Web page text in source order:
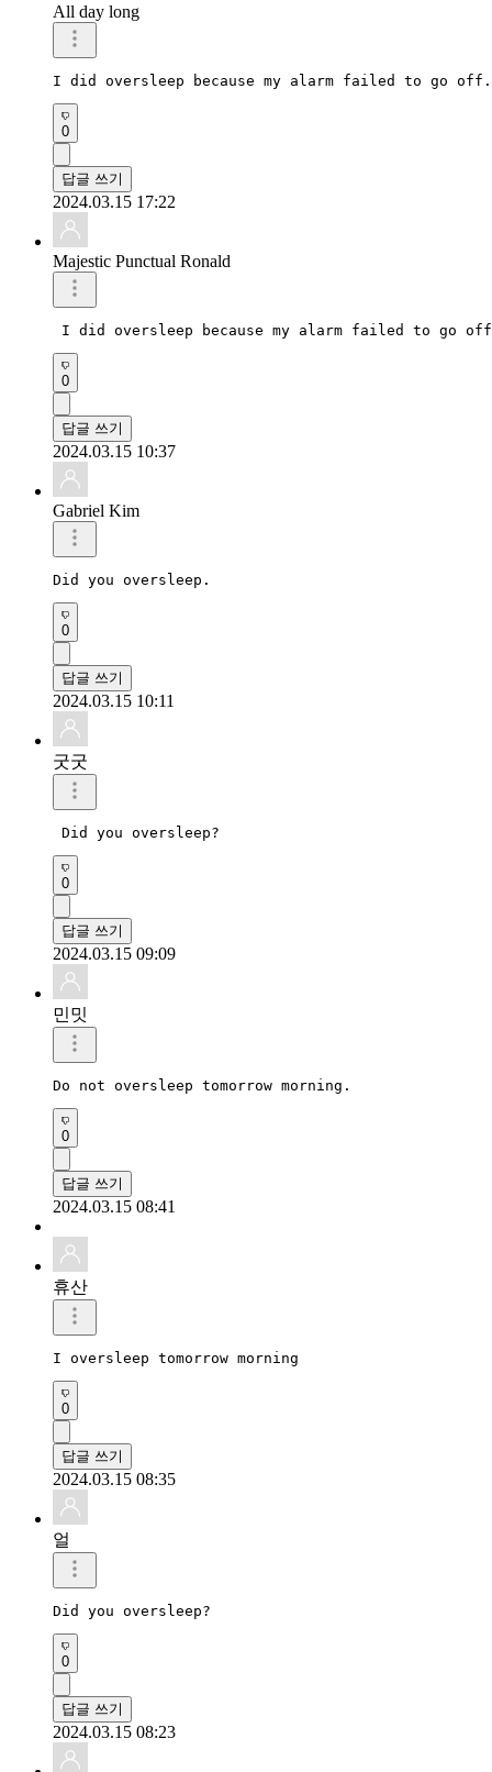
All day long
I did oversleep because my alarm failed to go off.
0
답글 쓰기
2024.03.15 17:22
Majestic Punctual Ronald
I did oversleep because my alarm failed to go
0
답글 쓰기
2024.03.15 10:37
Gabriel Kim
Did you oversleep.
0
답글 쓰기
2024.03.15 10:11
굿굿
Did you oversleep?
0
답글 쓰기
2024.03.15 09:09
민밋
Do not oversleep tomorrow morning.
0
답글 쓰기
2024.03.15 08:41
휴산
I oversleep tomorrow morning
0
답글 쓰기
2024.03.15 08:35
얼
Did you oversleep?
0
답글 쓰기
2024.03.15 08:23